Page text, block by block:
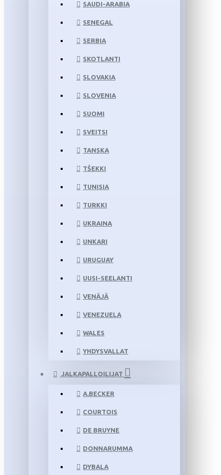
SAUDI-ARABIA
SENEGAL
SERBIA
SKOTLANTI
SLOVAKIA
SLOVENIA
SUOMI
SVEITSI
TANSKA
TŠEKKI
TUNISIA
TURKKI
UKRAINA
UNKARI
URUGUAY
UUSI-SEELANTI
VENÄJÄ
VENEZUELA
WALES
YHDYSVALLAT
JALKAPALLOILIJAT
A.BECKER
COURTOIS
DE BRUYNE
DONNARUMMA
DYBALA